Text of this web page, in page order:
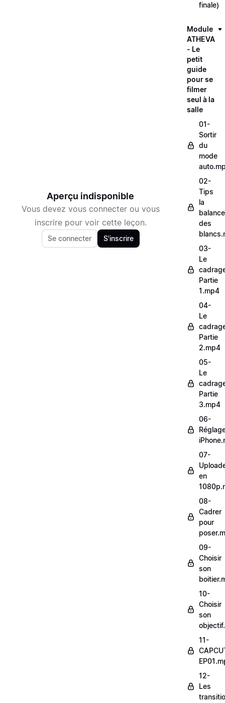
Aperçu indisponible
Vous devez vous connecter ou vous
inscrire pour voir cette leçon.
Se connecter S'inscrire
finale)
Module
ATHEVA
- Le
petit
guide
pour se
filmer
seul à la
salle
01-
Sortir
du
mode
02-
Tips
la
balance
des
03-
Le
Partie
1.mp4
04-
Le
Partie
2.mp4
05-
Le
Partie
3.mp4
06-
07-
en
08-
Cadrer
pour
09-
Choisir
son
10-
Choisir
son
11-
12-
Les